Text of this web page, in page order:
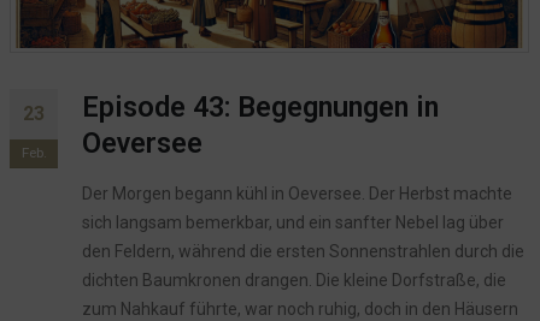
23
Feb.
Episode 43: Begegnungen in
Oeversee
Der Morgen begann kühl in Oeversee. Der Herbst machte
sich langsam bemerkbar, und ein sanfter Nebel lag über
den Feldern, während die ersten Sonnenstrahlen durch die
dichten Baumkronen drangen. Die kleine Dorfstraße, die
zum Nahkauf führte, war noch ruhig, doch in den Häusern